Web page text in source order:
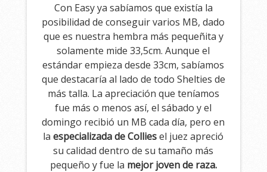
Con Easy ya sabíamos que existía la
posibilidad de conseguir varios MB, dado
que es nuestra hembra más pequeñita y
solamente mide 33,5cm. Aunque el
estándar empieza desde 33cm, sabíamos
que destacaría al lado de todo Shelties de
más talla. La apreciación que teníamos
fue más o menos así, el sábado y el
domingo recibió un MB cada día, pero en
laespecializada de Colliesel juez apreció
su calidad dentro de su tamaño más
pequeño y fue la mejor joven de raza.